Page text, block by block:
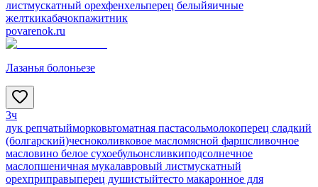
листмускатный орехфенхельперец белыйяичные
желткикабачокпажитник
povarenok.ru
Лазанья болоньезе
3ч
лук репчатыйморковьтоматная пастасольмолокоперец сладкий
(болгарский)чесноколивковое масломясной фаршсливочное
масловино белое сухоебульонсливкиподсолнечное
маслопшеничная мукалавровый листмускатный
орехприправыперец душистыйтесто макаронное для